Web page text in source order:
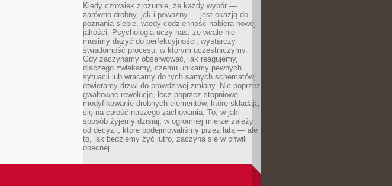
Kiedy człowiek zrozumie, że każdy wybór —
zarówno drobny, jak i poważny — jest okazją do
poznania siebie, wtedy codzienność nabiera nowej
jakości. Psychologia uczy nas, że wcale nie
musimy dążyć do perfekcyjności; wystarczy
świadomość procesu, w którym uczestniczymy.
Gdy zaczynamy obserwować, jak reagujemy,
dlaczego zwlekamy, czemu unikamy pewnych
sytuacji lub wracamy do tych samych schematów,
otwieramy drzwi do prawdziwej zmiany. Nie poprzez
gwałtowne rewolucje, lecz poprzez stopniowe
modyfikowanie drobnych elementów, które składają
się na całość naszego zachowania. To, w jaki
sposób żyjemy dzisiaj, w ogromnej mierze zależy
od decyzji, które podejmowaliśmy przez lata — ale
to, jak będziemy żyć jutro, zaczyna się w chwili
obecnej.